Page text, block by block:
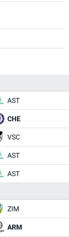
AST
CHE
VSC
AST
AST
ZIM
ARM